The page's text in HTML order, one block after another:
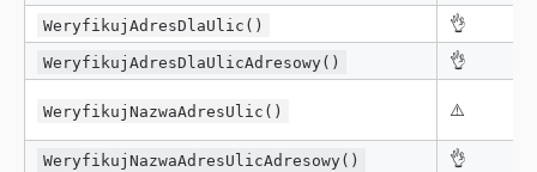
WeryfikujAdresDlaUlic() 👌
WeryfikujAdresDlaUlicAdresowy() 👌
WeryfikujNazwaAdresUlic() ⚠️
WeryfikujNazwaAdresUlicAdresowy()
👌